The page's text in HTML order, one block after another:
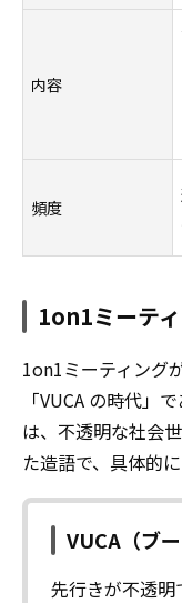
内容
頻度
1on1ミーテ
1on1ミーティング
「VUCA の時代」
は、不透明な社会
た造語で、具体的
VUCA（ブ
先行きが不透明